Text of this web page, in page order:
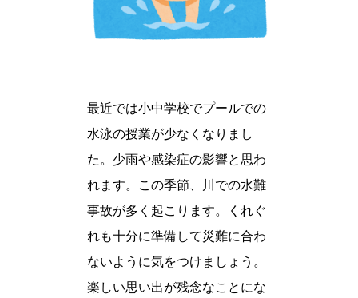
最近では小中学校でプールでの
水泳の授業が少なくなりまし
た。少雨や感染症の影響と思わ
れます。この季節、川での水難
事故が多く起こります。くれぐ
れも十分に準備して災難に合わ
ないように気をつけましょう。
楽しい思い出が残念なことにな